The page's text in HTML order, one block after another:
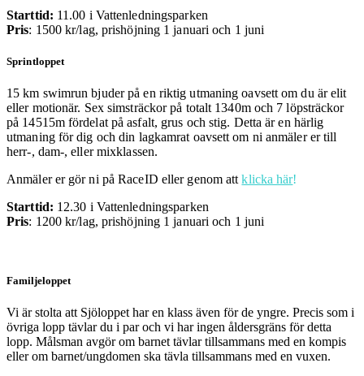
Starttid: 11.00 i Vattenledningsparken
Pris: 1500 kr/lag, prishöjning 1 januari och 1 juni
Sprintloppet
15 km swimrun bjuder på en riktig utmaning oavsett om du är elit
eller motionär. Sex simsträckor på totalt 1340m och 7 löpsträckor
på 14515m fördelat på asfalt, grus och stig. Detta är en härlig
utmaning för dig och din lagkamrat oavsett om ni anmäler er till
herr-, dam-, eller mixklassen.
Anmäler er gör ni på RaceID eller genom attklicka här!
Starttid: 12.30 i Vattenledningsparken
Pris: 1200 kr/lag, prishöjning 1 januari och 1 juni
Familjeloppet
Vi är stolta att Sjöloppet har en klass även för de yngre. Precis som i
övriga lopp tävlar du i par och vi har ingen åldersgräns för detta
lopp. Målsman avgör om barnet tävlar tillsammans med en kompis
eller om barnet/ungdomen ska tävla tillsammans med en vuxen.